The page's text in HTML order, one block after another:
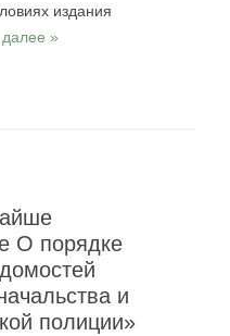
издания
далее »
О порядке
и
полиции»